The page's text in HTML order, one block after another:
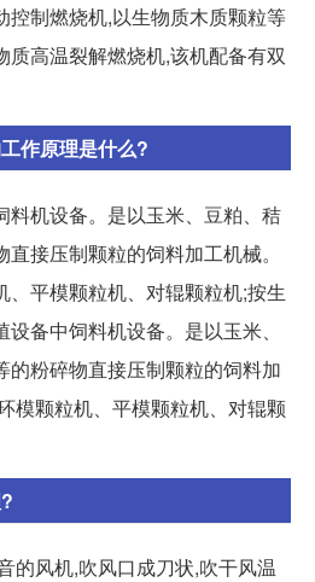
控制燃烧机,以生物质木质颗粒等
高温裂解燃烧机,该机配备有双
作原理是什么?
料机设备。是以玉米、豆粕、秸
接压制颗粒的饲料加工机械。
、平模颗粒机、对辊颗粒机;按生
备中饲料机设备。是以玉米、
的粉碎物直接压制颗粒的饲料加
模颗粒机、平模颗粒机、对辊颗
的风机,吹风口成刀状,吹干风温